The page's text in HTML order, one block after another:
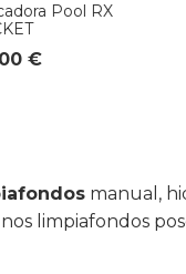
Pool RX
€
manual,
limpiafondos